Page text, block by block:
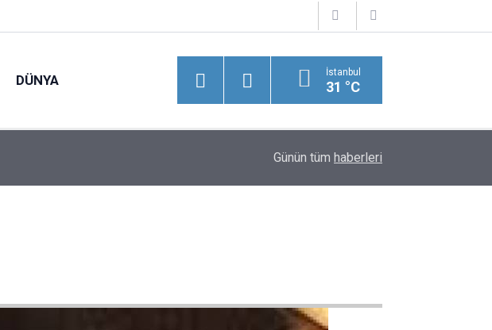
DÜNYA İstanbul
31 °C
Sayısı Artırılıyor
Günün tüm haberleri